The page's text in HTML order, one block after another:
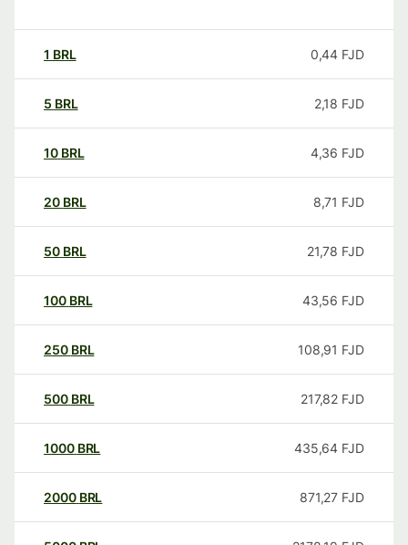
1 BRL 0,44 FJD
5 BRL 2,18 FJD
10 BRL 4,36 FJD
20 BRL 8,71 FJD
50 BRL 21,78 FJD
100 BRL 43,56 FJD
250 BRL 108,91 FJD
500 BRL 217,82 FJD
1000 BRL 435,64 FJD
2000 BRL 871,27 FJD